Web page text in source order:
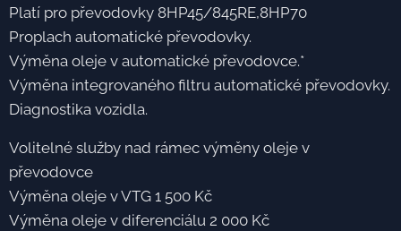
Platí pro převodovky 8HP45/845RE,8HP70
Proplach automatické převodovky.
Výměna oleje v automatické převodovce.*
Výměna integrovaného filtru automatické převodovky.
Diagnostika vozidla.
Volitelné služby nad rámec výměny oleje v
převodovce
Výměna oleje v VTG 1 500 Kč
Výměna oleje v diferenciálu 2 000 Kč